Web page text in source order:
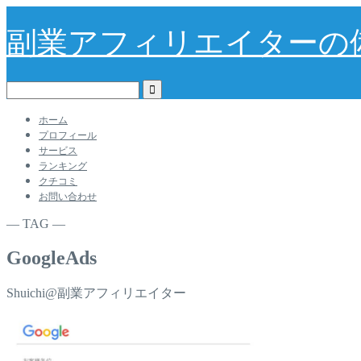
副業アフィリエイターの
ホーム
プロフィール
サービス
ランキング
クチコミ
お問い合わせ
― TAG ―
GoogleAds
Shuichi@副業アフィリエイター